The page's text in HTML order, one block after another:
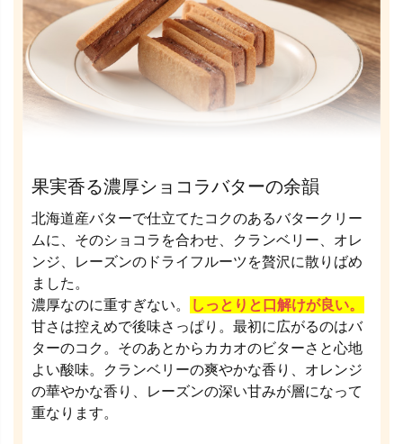
果実香る濃厚ショコラバターの余韻
北海道産バターで仕立てたコクのあるバタークリー
ムに、そのショコラを合わせ、クランベリー、オレ
ンジ、レーズンのドライフルーツを贅沢に散りばめ
ました。
濃厚なのに重すぎない。
しっとりと口解けが良い。
甘さは控えめで後味さっぱり。最初に広がるのはバ
ターのコク。そのあとからカカオのビターさと心地
よい酸味。クランベリーの爽やかな香り、オレンジ
の華やかな香り、レーズンの深い甘みが層になって
重なります。